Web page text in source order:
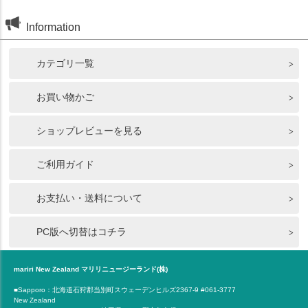
Information
カテゴリ一覧
お買い物かご
ショップレビューを見る
ご利用ガイド
お支払い・送料について
PC版へ切替はコチラ
mariri New Zealand マリリニュージーランド(株)
■Sapporo：北海道石狩郡当別町スウェーデンヒルズ2367-9 #061-3777
New Zealand